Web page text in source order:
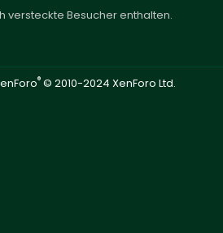
versteckte Besucher enthalten.
® © 2010-2024 XenForo Ltd.